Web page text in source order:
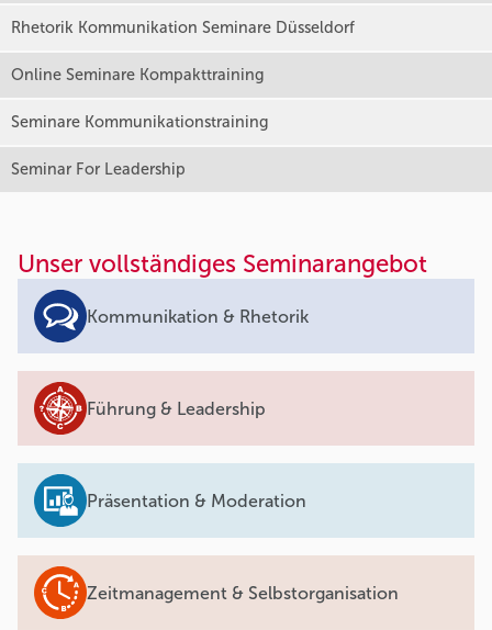
Rhetorik Kommunikation Seminare Düsseldorf
Online Seminare Kompakttraining
Seminare Kommunikationstraining
Seminar For Leadership
Unser vollständiges Seminarangebot
Kommunikation & Rhetorik
Führung & Leadership
Präsentation & Moderation
Zeitmanagement & Selbstorganisation